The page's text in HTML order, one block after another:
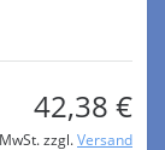
42,38 €
zzgl. Versand